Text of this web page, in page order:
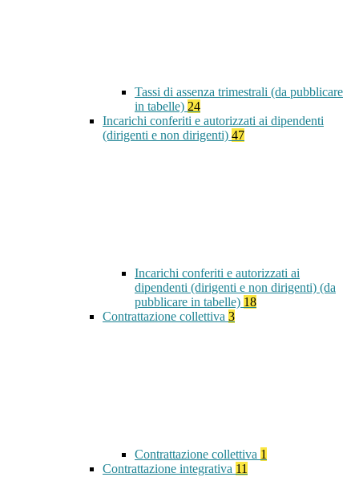
Tassi di assenza trimestrali (da pubblicare
in tabelle) 24
Incarichi conferiti e autorizzati ai dipendenti
(dirigenti e non dirigenti) 47
Incarichi conferiti e autorizzati ai
dipendenti (dirigenti e non dirigenti) (da
pubblicare in tabelle) 18
Contrattazione collettiva 3
Contrattazione collettiva 1
Contrattazione integrativa 11